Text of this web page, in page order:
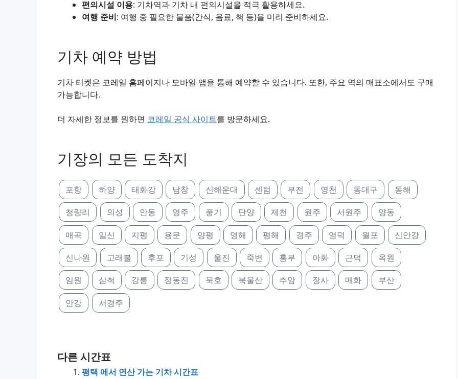
편의시설 이용: 기차역과 기차 내 편의시설을 적극 활용하세요.
여행 준비: 여행 중 필요한 물품(간식, 음료, 책 등)을 미리 준비하세요.
기차 예약 방법
기차 티켓은 코레일 홈페이지나 모바일 앱을 통해 예약할 수 있습니다. 또한, 주요 역의 매표소에서도 구매
가능합니다.
더 자세한 정보를 원하면 코레일 공식 사이트를 방문하세요.
기장의 모든 도착지
포항 하양 태화강 남창 신해운대 센텀 부전 영천 동대구 동해
청량리 의성 안동 영주 풍기 단양 제천 원주 서원주 양동
매곡 일신 지평 용문 양평 영해 평해 경주 영덕 월포 신안강
신나원 고래불 후포 기성 울진 죽변 흥부 아화 근덕 옥원
임원 삼척 강릉 정동진 묵호 북울산 추암 장사 매화 부산
안강 서경주
다른 시간표
평택 에서 연산 가는 기차 시간표